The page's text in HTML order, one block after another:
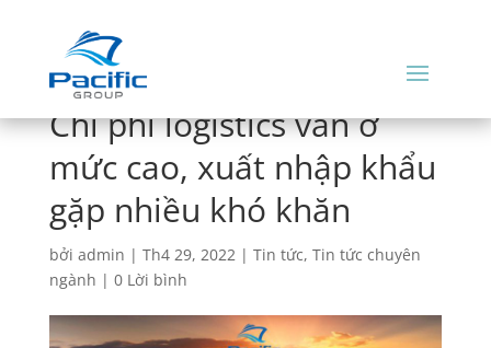
Chi phí logistics vẫn ở
mức cao, xuất nhập khẩu
gặp nhiều khó khăn
bởi admin | Th4 29, 2022| Tin tức, Tin tức chuyên
ngành | 0 Lời bình